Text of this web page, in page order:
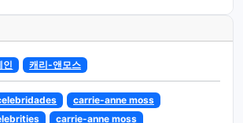
인 캐리-앤모스
carrie-anne moss
carrie-anne moss